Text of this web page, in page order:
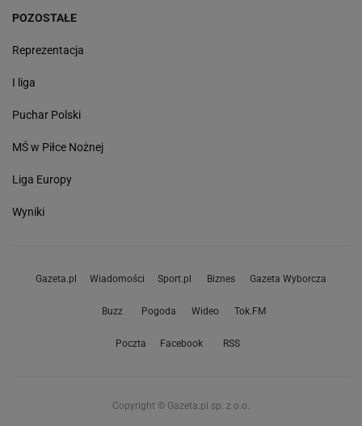
POZOSTAŁE
Reprezentacja
I liga
Puchar Polski
MŚ w Piłce Nożnej
Liga Europy
Wyniki
Gazeta.pl Wiadomości Sport.pl Biznes Gazeta Wyborcza
Buzz Pogoda Wideo Tok.FM
Poczta Facebook RSS
Copyright © Gazeta.pl sp. z o.o.